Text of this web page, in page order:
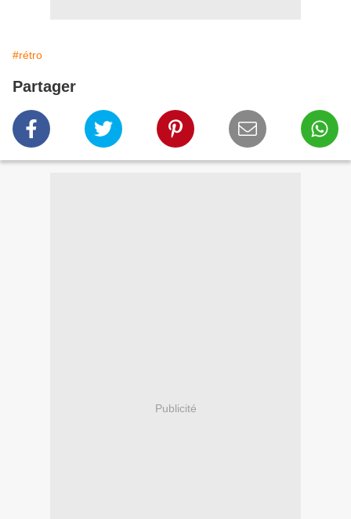
#rétro
Partager
Publicité